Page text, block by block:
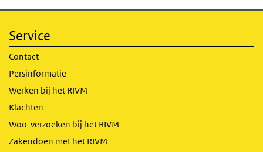
Service
Contact
Persinformatie
Werken bij het RIVM
Klachten
Woo-verzoeken bij het RIVM
Zakendoen met het RIVM